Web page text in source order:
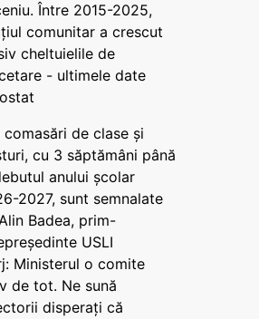
Între 2015-2025,
comunitar a crescut
cheltuielile de
- ultimele date
comasări de clase și
cu 3 săptămâni până
anului școlar
2027, sunt semnalate
Badea, prim-
USLI
Ministerul o comite
de tot. Ne sună
disperați că